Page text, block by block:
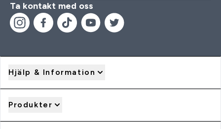
Ta kontakt med oss
Hjälp & Information
Produkter